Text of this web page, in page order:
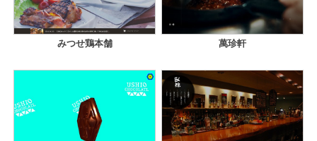
みつせ鶏本舗 萬珍軒